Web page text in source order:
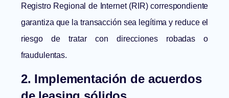
Registro Regional de Internet(RIR) correspondiente
garantiza que la transacción sea legítima y reduce el
riesgo de tratar con direcciones robadas o
fraudulentas.
2. Implementación de acuerdos